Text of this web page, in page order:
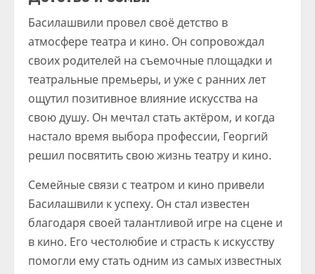
Басилашвили провел своё детство в
атмосфере театра и кино. Он сопровождал
своих родителей на съемочные площадки и
театральные премьеры, и уже с ранних лет
ощутил позитивное влияние искусства на
свою душу. Он мечтал стать актёром, и когда
настало время выбора профессии, Георгий
решил посвятить свою жизнь театру и кино.
Семейные связи с театром и кино привели
Басилашвили к успеху. Он стал известен
благодаря своей талантливой игре на сцене и
в кино. Его честолюбие и страсть к искусству
помогли ему стать одним из самых известных